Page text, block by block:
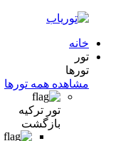
خانه
تور
تورها
مشاهده همه تورها
تور ترکیه
بازگشت